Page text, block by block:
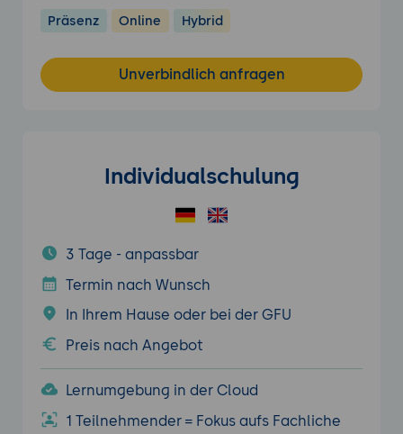
Präsenz Online Hybrid
Unverbindlich anfragen
Individualschulung
3 Tage - anpassbar
Termin nach Wunsch
In Ihrem Hause oder bei der GFU
Preis nach Angebot
Lernumgebung in der Cloud
1 Teilnehmender = Fokus aufs Fachliche